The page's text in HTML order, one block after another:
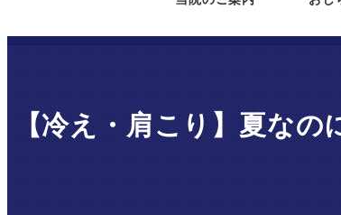
【冷え・肩こり】夏な